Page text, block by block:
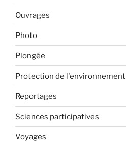
Ouvrages
Photo
Plongée
Protection de l'environnement
Reportages
Sciences participatives
Voyages